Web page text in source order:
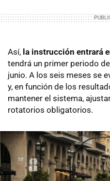
Así, la instrucción entrará
tendrá un primer periodo
junio. A los seis meses se
y, en función de los
mantener el sistema,
rotatorios obligatorios.